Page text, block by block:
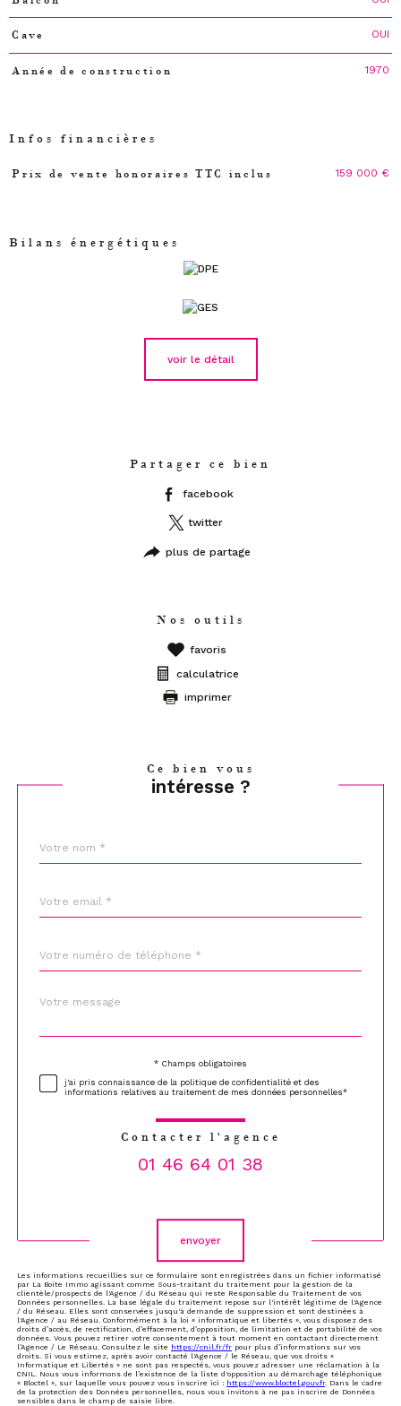
Cave OUI
Année de construction 1970
Infos financières
Caractéristiques Valeurs
Prix de vente honoraires TTC inclus 159 000 €
Bilans énergétiques
voir le détail
Partager ce bien
facebook
twitter
plus de partage
Nos outils
favoris
calculatrice
imprimer
Ce bien vous
intéresse ?
par
*
*
*
Fieldset
Message
*
* Champs obligatoires
j'ai pris connaissance de la politique de confidentialité et des
informations relatives au traitement de mes données personnelles*
Contacter l'agence
01 46 64 01 38
envoyer
Les informations recueillies sur ce formulaire sont enregistrées dans un fichier informatisé
par La Boite Immo agissant comme Sous-traitant du traitement pour la gestion de la
clientèle/prospects de l'Agence / du Réseau qui reste Responsable du Traitement de vos
Données personnelles. La base légale du traitement repose sur l'intérêt légitime de l'Agence
/ du Réseau. Elles sont conservées jusqu'à demande de suppression et sont destinées à
l'Agence / au Réseau. Conformément à la loi « informatique et libertés », vous disposez des
droits d’accès, de rectification, d’effacement, d’opposition, de limitation et de portabilité de vos
données. Vous pouvez retirer votre consentement à tout moment en contactant directement
l’Agence / Le Réseau. Consultez le site https://cnil.fr/fr pour plus d’informations sur vos
droits. Si vous estimez, après avoir contacté l'Agence / le Réseau, que vos droits «
Informatique et Libertés » ne sont pas respectés, vous pouvez adresser une réclamation à la
CNIL. Nous vous informons de l’existence de la liste d'opposition au démarchage téléphonique
« Bloctel », sur laquelle vous pouvez vous inscrire ici : https://www.bloctel.gouv.fr. Dans le cadre
de la protection des Données personnelles, nous vous invitons à ne pas inscrire de Données
sensibles dans le champ de saisie libre.